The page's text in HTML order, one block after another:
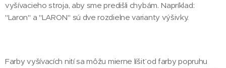
vyšívacieho stroja, aby sme predišli chybám. Napríklad:
"Laron" a "LARON" sú dve rozdielne varianty výšivky.
Farby vyšívacích nití sa môžu mierne líšiť od farby popruhu